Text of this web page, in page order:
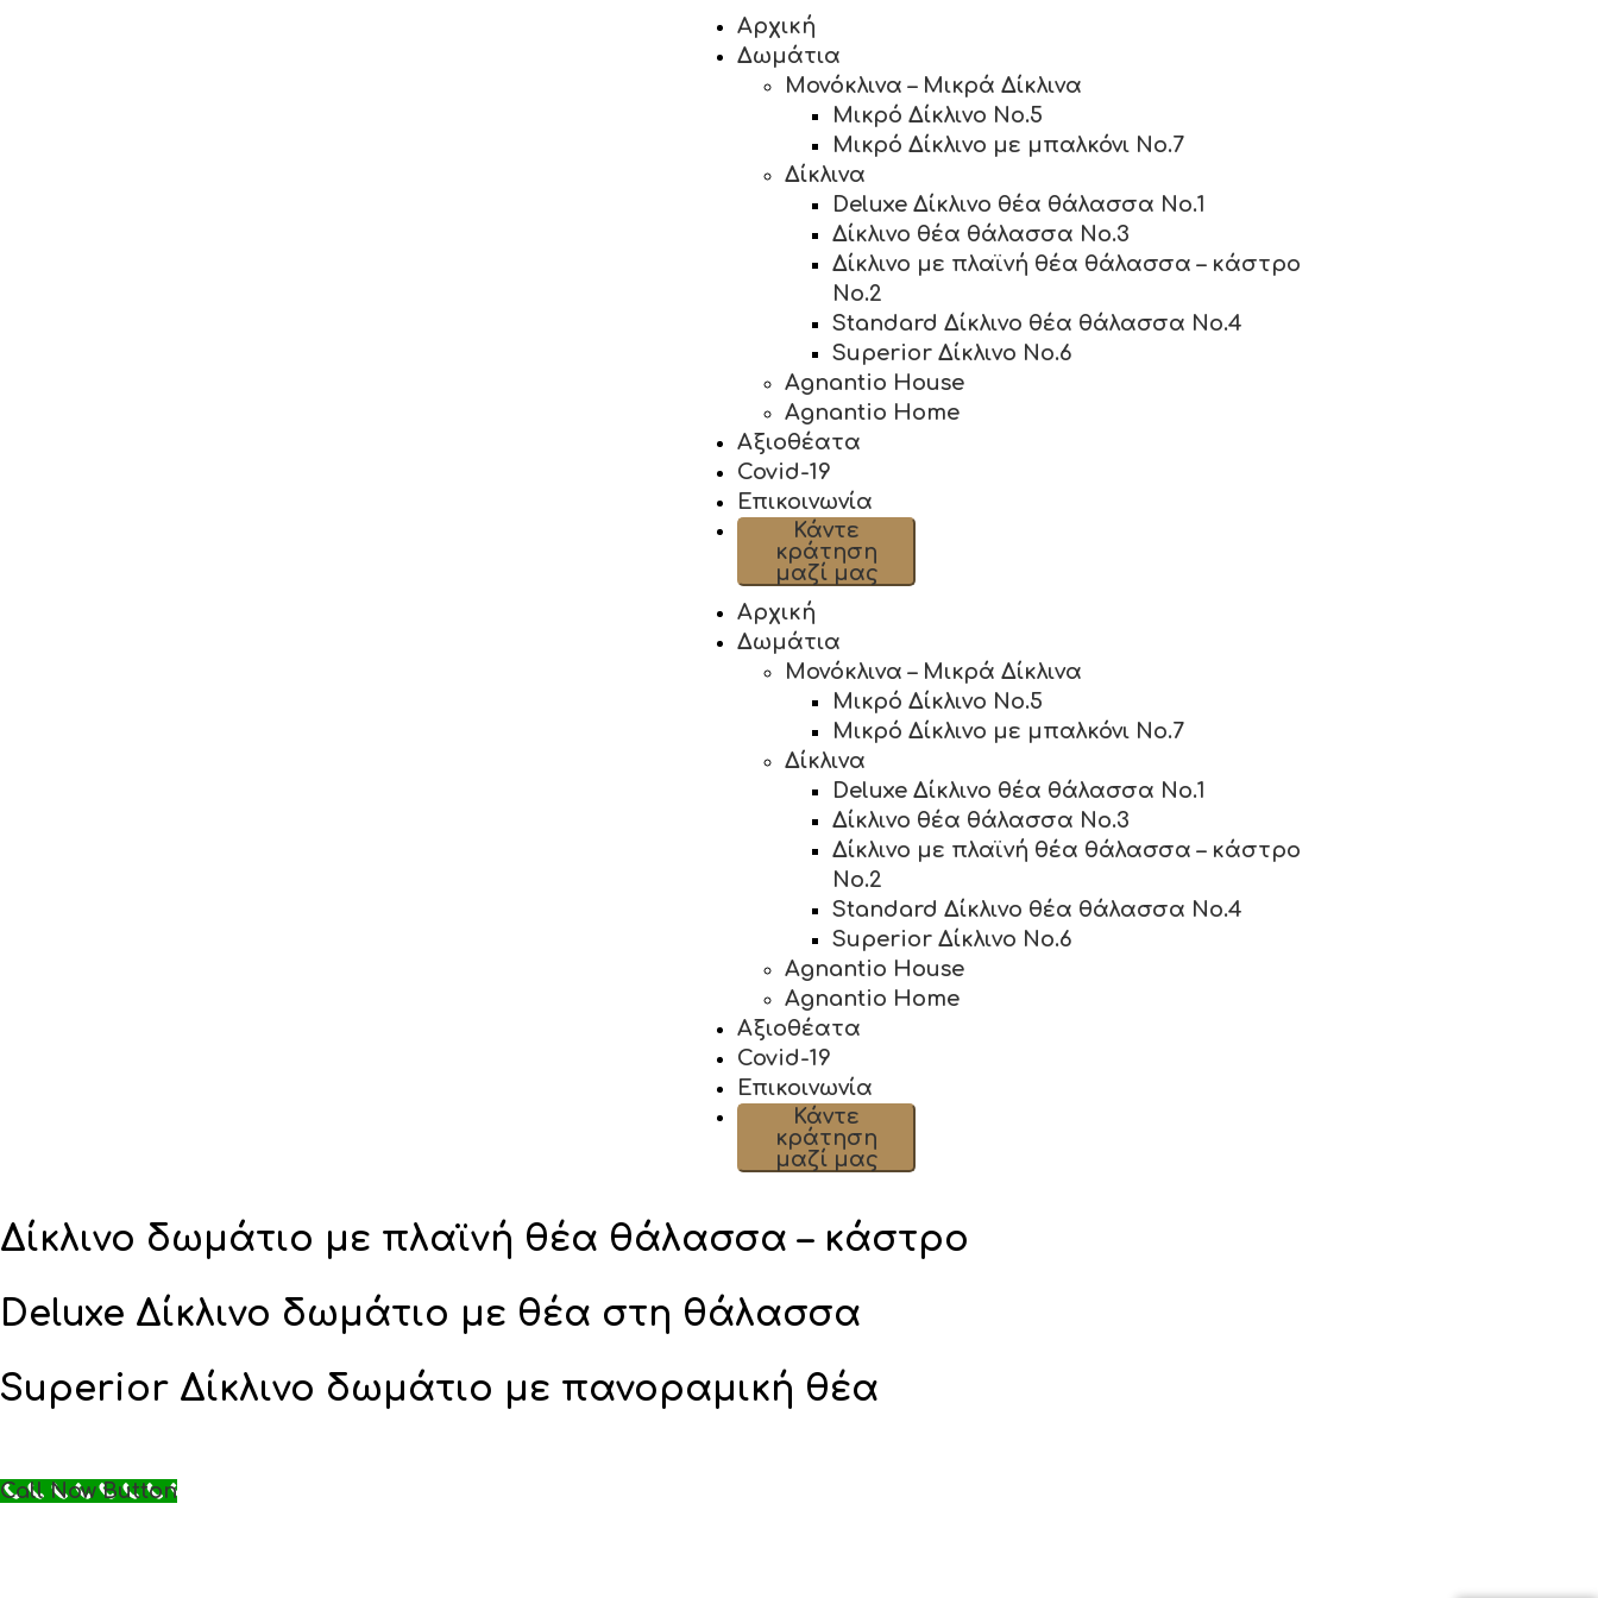
Αρχική
Δωμάτια
Μονόκλινα – Μικρά Δίκλινα
Μικρό Δίκλινο No.5
Μικρό Δίκλινο με μπαλκόνι No.7
Δίκλινα
Deluxe Δίκλινο θέα θάλασσα No.1
Δίκλινο θέα θάλασσα No.3
Δίκλινο με πλαϊνή θέα θάλασσα – κάστρο
No.2
Standard Δίκλινο θέα θάλασσα No.4
Superior Δίκλινο No.6
Agnantio House
Agnantio Home
Αξιοθέατα
Covid-19
Επικοινωνία
Κάντε
κράτηση
μαζί μας
Αρχική
Δωμάτια
Μονόκλινα – Μικρά Δίκλινα
Μικρό Δίκλινο No.5
Μικρό Δίκλινο με μπαλκόνι No.7
Δίκλινα
Deluxe Δίκλινο θέα θάλασσα No.1
Δίκλινο θέα θάλασσα No.3
Δίκλινο με πλαϊνή θέα θάλασσα – κάστρο
No.2
Standard Δίκλινο θέα θάλασσα No.4
Superior Δίκλινο No.6
Agnantio House
Agnantio Home
Αξιοθέατα
Covid-19
Επικοινωνία
Κάντε
κράτηση
μαζί μας
Δίκλινο δωμάτιο με πλαϊνή θέα θάλασσα – κάστρο
Deluxe Δίκλινο δωμάτιο με θέα στη θάλασσα
Superior Δίκλινο δωμάτιο με πανοραμική θέα
Call Now Button